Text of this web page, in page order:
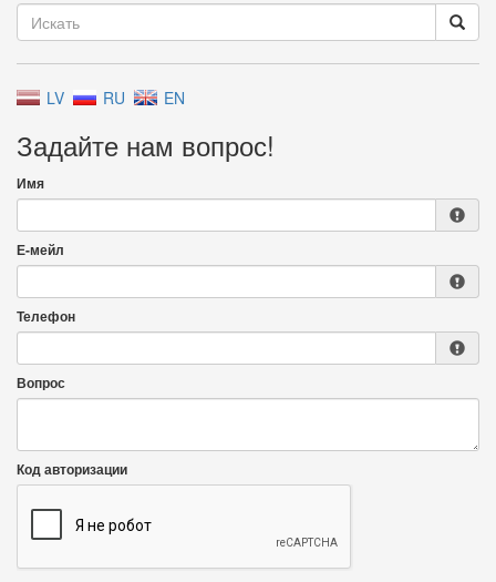
LV RU EN
Задайте нам вопрос!
Имя
Е-мейл
Телефон
Вопрос
Код авторизации